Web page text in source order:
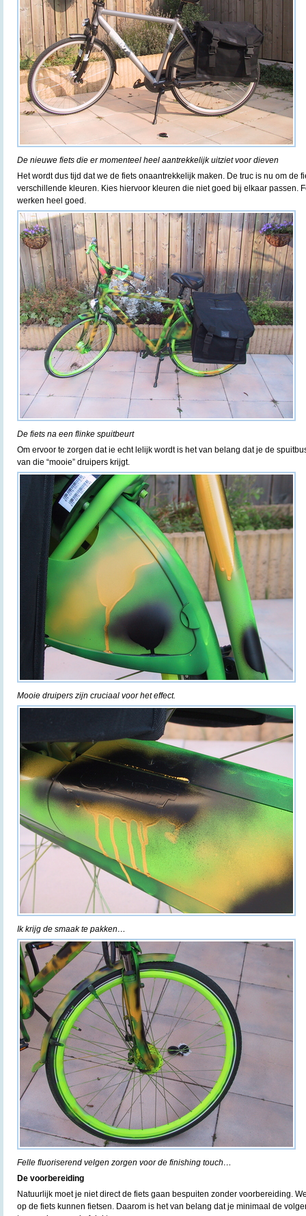
De nieuwe fiets die er momenteel heel aantrekkelijk uitziet voor dieven
Het wordt dus tijd dat we de fiets onaantrekkelijk maken. De truc is nu om de
verschillende kleuren. Kies hiervoor kleuren die niet goed bij elkaar passen.
werken heel goed.
De fiets na een flinke spuitbeurt
Om ervoor te zorgen dat ie echt lelijk wordt is het van belang dat je de
van die “mooie” druipers krijgt.
Mooie druipers zijn cruciaal voor het effect.
Ik krijg de smaak te pakken…
Felle fluoriserend velgen zorgen voor de finishing touch…
De voorbereiding
Natuurlijk moet je niet direct de fiets gaan bespuiten zonder voorbereiding.
op de fiets kunnen fietsen. Daarom is het van belang dat je minimaal de